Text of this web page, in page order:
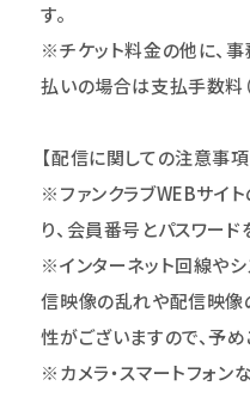
す。
※チケット料金の他に、事
払いの場合は支払手数料
【配信に関しての注意事項
※ファンクラブWEBサイト
り、会員番号とパスワード
※インターネット回線やシ
信映像の乱れや配信映
性がございますので、予め
※カメラ・スマートフォン